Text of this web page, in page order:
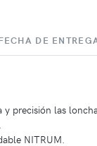
DE
y precisión las
NITRUM.